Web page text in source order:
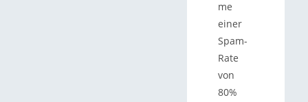
me
einer
Spam-
Rate
von
80%